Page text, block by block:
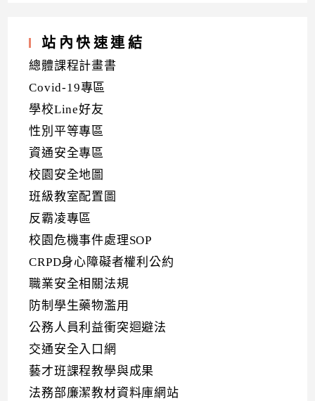
站內快速連結
總體課程計畫書
Covid-19專區
學校Line好友
性別平等專區
資通安全專區
校園安全地圖
班級教室配置圖
反霸凌專區
校園危機事件處理SOP
CRPD身心障礙者權利公約
職業安全相關法規
防制學生藥物濫用
公務人員利益衝突迴避法
交通安全入口網
藝才班課程教學與成果
法務部廉潔教材資料庫網站